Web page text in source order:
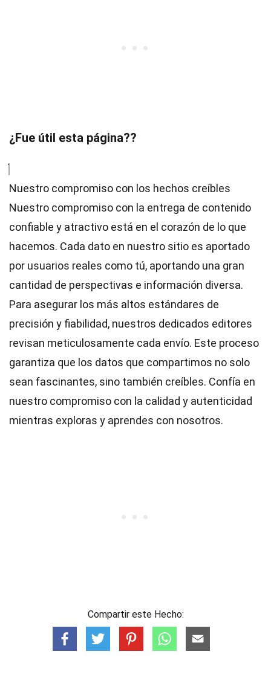
¿Fue útil esta página??
Nuestro compromiso con los hechos creíbles
Nuestro compromiso con la entrega de contenido
confiable y atractivo está en el corazón de lo que
hacemos. Cada dato en nuestro sitio es aportado
por usuarios reales como tú, aportando una gran
cantidad de perspectivas e información diversa.
Para asegurar los más altos estándares de
precisión y fiabilidad, nuestros dedicados editores
revisan meticulosamente cada envío. Este proceso
garantiza que los datos que compartimos no solo
sean fascinantes, sino también creíbles. Confía en
nuestro compromiso con la calidad y autenticidad
mientras exploras y aprendes con nosotros.
Compartir este Hecho: